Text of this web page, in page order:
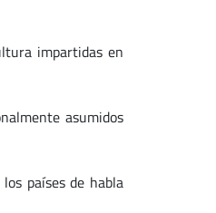
impartidas en
asumidos
países de habla